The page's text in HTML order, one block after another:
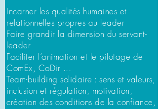
Incarner les qualités humaines et
relationnelles propres au leader
Faire grandir la dimension du servant-
leader
Faciliter l’animation et le pilotage de
ComEx, CoDir ...
Team-building solidaire : sens et valeurs,
inclusion et régulation, motivation,
création des conditions de la confiance,